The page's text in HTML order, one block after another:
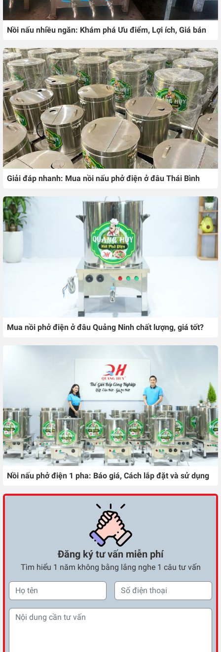
Nồi nấu nhiều ngăn: Khám phá Ưu điểm, Lợi ích, Giá bán
Giải đáp nhanh: Mua nồi nấu phở điện ở đâu Thái Bình
Mua nồi phở điện ở đâu Quảng Ninh chất lượng, giá tốt?
Nồi nấu phở điện 1 pha: Báo giá, Cách lắp đặt và sử dụng
Đăng ký tư vấn miễn phí
Tìm hiểu 1 năm không bằng lắng nghe 1 câu tư vấn